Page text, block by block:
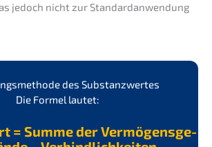
jedoch nicht zur Standard­an­wen­dung
des Substanzwertes
Die Formel lautet:
= Summe der Vermö­gens­ge­